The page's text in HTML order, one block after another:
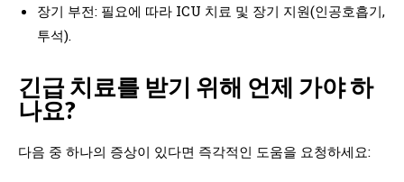
장기 부전: 필요에 따라 ICU 치료 및 장기 지원(인공호흡기,
투석).
긴급 치료를 받기 위해 언제 가야 하
나요?
다음 중 하나의 증상이 있다면 즉각적인 도움을 요청하세요: